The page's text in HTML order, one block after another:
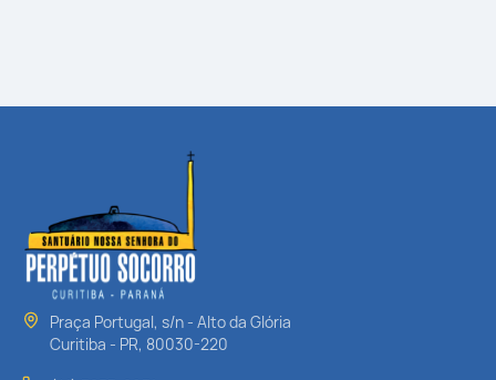
Praça Portugal, s/n - Alto da Glória
Curitiba - PR, 80030-220